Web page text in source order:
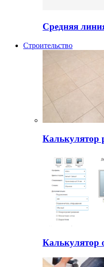
Средняя
Строительство
Калькулятор
Калькулятор